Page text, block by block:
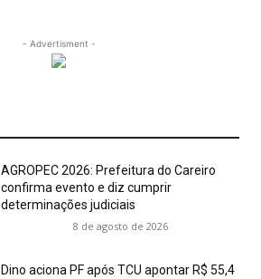
- Advertisment -
AGROPEC 2026: Prefeitura do Careiro
confirma evento e diz cumprir
determinações judiciais
8 de agosto de 2026
Dino aciona PF após TCU apontar R$ 55,4